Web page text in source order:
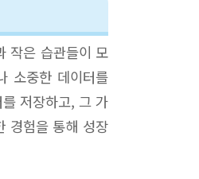
작은 습관들이 모
소중한 데이터를
저장하고, 그 가
경험을 통해 성장